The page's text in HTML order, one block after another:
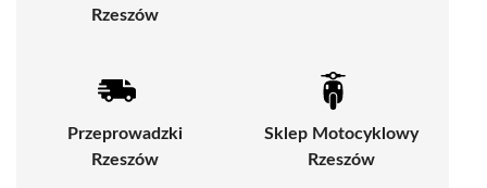
Rzeszów
Przeprowadzki
Rzeszów
Sklep Motocyklowy
Rzeszów